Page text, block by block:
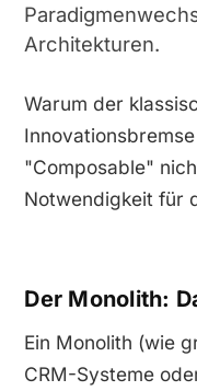
Architekturen.
Warum der
"Composable"
Notwendigkeit für
Der Monolith:
Ein Monolith (wie
CRM-Systeme